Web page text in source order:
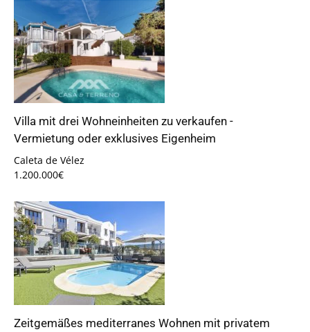
Villa mit drei Wohneinheiten zu verkaufen -
Vermietung oder exklusives Eigenheim
Caleta de Vélez
1.200.000€
Zeitgemäßes mediterranes Wohnen mit privatem